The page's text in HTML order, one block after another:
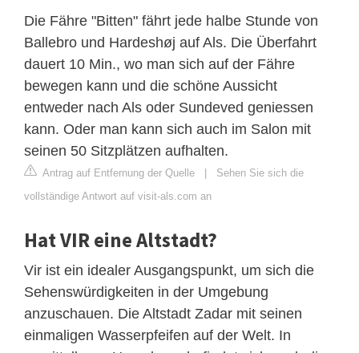
Die Fähre "Bitten" fährt jede halbe Stunde von
Ballebro und Hardeshøj auf Als. Die Überfahrt
dauert 10 Min., wo man sich auf der Fähre
bewegen kann und die schöne Aussicht
entweder nach Als oder Sundeved geniessen
kann. Oder man kann sich auch im Salon mit
seinen 50 Sitzplätzen aufhalten.
Antrag auf Entfernung der Quelle | Sehen Sie sich die
vollständige Antwort auf visit-als.com an
Hat VIR eine Altstadt?
Vir ist ein idealer Ausgangspunkt, um sich die
Sehenswürdigkeiten in der Umgebung
anzuschauen. Die Altstadt Zadar mit seinen
einmaligen Wasserpfeifen auf der Welt. In